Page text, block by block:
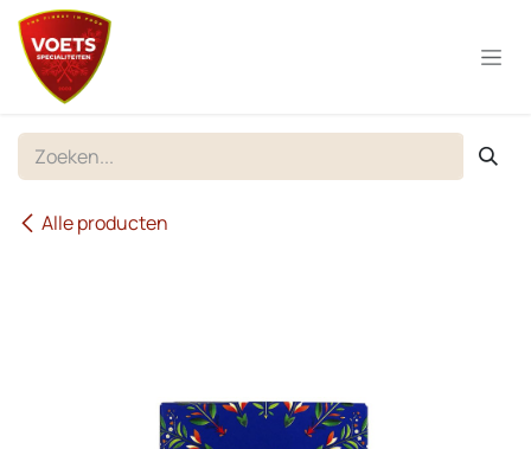
Overslaan naar inhoud
Alle producten